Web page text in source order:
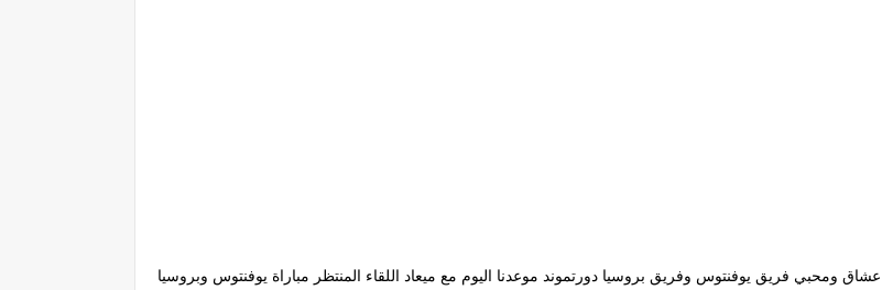
عشاق ومحبي فريق يوفنتوس وفريق بروسيا دورتموند موعدنا اليوم مع ميعاد اللقاء المنتظر مباراة يوفنتوس وبروسيا